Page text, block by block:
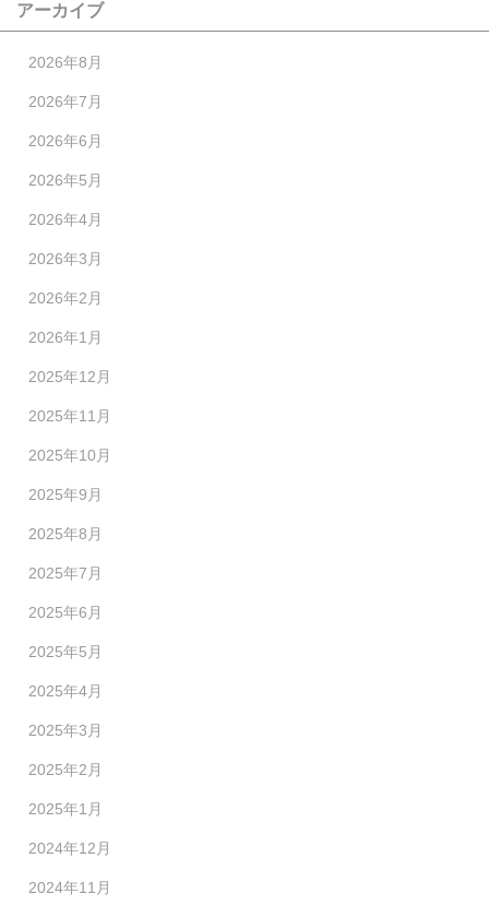
アーカイブ
2026年8月
2026年7月
2026年6月
2026年5月
2026年4月
2026年3月
2026年2月
2026年1月
2025年12月
2025年11月
2025年10月
2025年9月
2025年8月
2025年7月
2025年6月
2025年5月
2025年4月
2025年3月
2025年2月
2025年1月
2024年12月
2024年11月